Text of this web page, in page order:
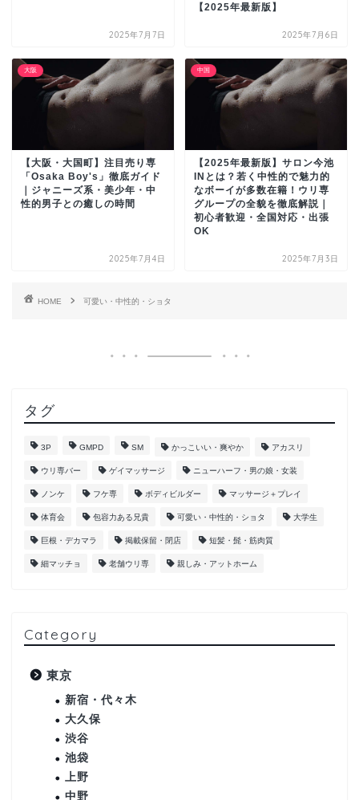
2025年7月7日
【2025年最新版】
2025年7月6日
大阪
【大阪・大国町】注目売り専
「Osaka Boy's」徹底ガイド
｜ジャニーズ系・美少年・中
性的男子との癒しの時間
2025年7月4日
中国
【2025年最新版】サロン今池
INとは？若く中性的で魅力的
なボーイが多数在籍！ウリ専
グループの全貌を徹底解説｜
初心者歓迎・全国対応・出張
OK
2025年7月3日
HOME 可愛い・中性的・ショタ
タグ
3P GMPD SM かっこいい・爽やか アカスリ
ウリ専バー ゲイマッサージ ニューハーフ・男の娘・女装
ノンケ フケ専 ボディビルダー マッサージ＋プレイ
体育会 包容力ある兄貴 可愛い・中性的・ショタ 大学生
巨根・デカマラ 掲載保留・閉店 短髪・髭・筋肉質
細マッチョ 老舗ウリ専 親しみ・アットホーム
Category
東京
新宿・代々木
大久保
渋谷
池袋
上野
中野